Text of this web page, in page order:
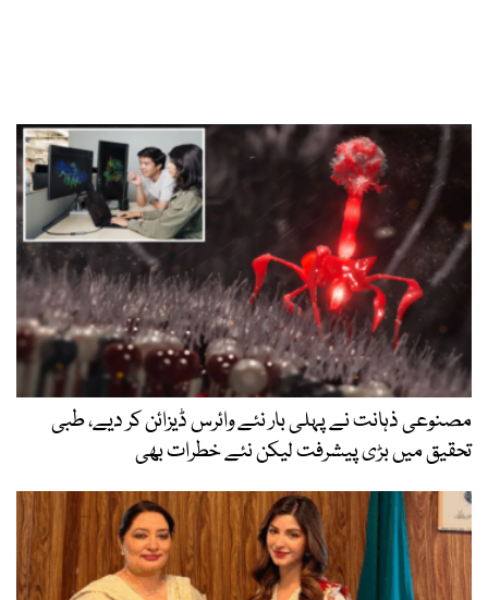
مصنوعی ذہانت نے پہلی بار نئے وائرس ڈیزائن کر دیے، طبی
تحقیق میں بڑی پیشرفت لیکن نئے خطرات بھی